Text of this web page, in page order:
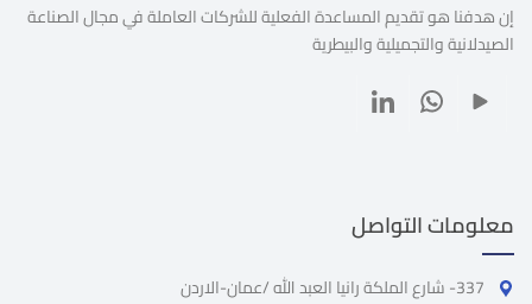
إن هدفنا هو تقديم المساعدة الفعلية للشركات العاملة في مجال الصناعة
الصيدلانية والتجميلية والبيطرية
معلومات التواصل
337- شارع الملكة رانيا العبد الله /عمان-الاردن